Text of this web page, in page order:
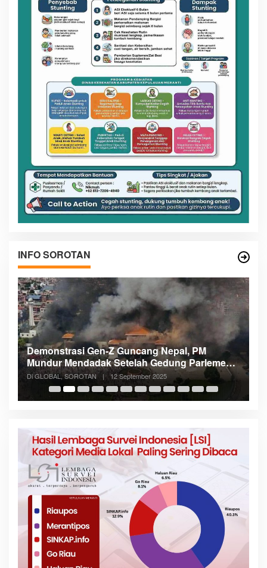
INFO SOROTAN
PM
Parlemen
Menteri Nusron: Patok Batas Tanah Cegah
Konflik dan Dukung Penataan Ruang
Di NASIONAL, SOROTAN | 8 Agustus 2025